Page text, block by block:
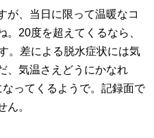
、当日に限って温暖なコ
。20度を超えてくるなら、
。差による脱水症状には気
、気温さえどうにかなれ
ってくるようで。記録面で
ん。